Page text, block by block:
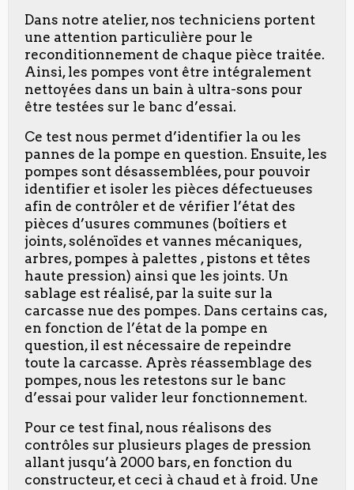
Dans notre atelier, nos techniciens portent
une attention particulière pour le
reconditionnement de chaque pièce traitée.
Ainsi, les pompes vont être intégralement
nettoyées dans un bain à ultra-sons pour
être testées sur le banc d’essai.
Ce test nous permet d’identifier la ou les
pannes de la pompe en question. Ensuite, les
pompes sont désassemblées, pour pouvoir
identifier et isoler les pièces défectueuses
afin de contrôler et de vérifier l’état des
pièces d’usures communes (boîtiers et
joints, solénoïdes et vannes mécaniques,
arbres, pompes à palettes , pistons et têtes
haute pression) ainsi que les joints. Un
sablage est réalisé, par la suite sur la
carcasse nue des pompes. Dans certains cas,
en fonction de l’état de la pompe en
question, il est nécessaire de repeindre
toute la carcasse. Après réassemblage des
pompes, nous les retestons sur le banc
d’essai pour valider leur fonctionnement.
Pour ce test final, nous réalisons des
contrôles sur plusieurs plages de pression
allant jusqu’à 2000 bars, en fonction du
constructeur, et ceci à chaud et à froid. Une